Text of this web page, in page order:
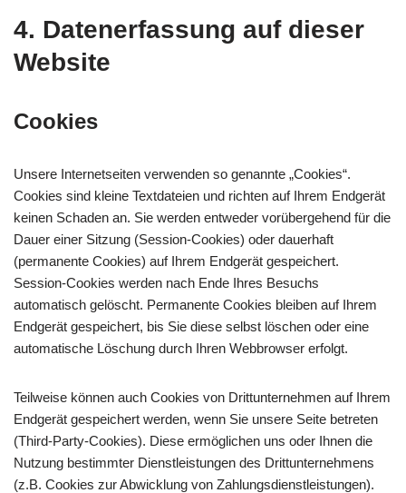
4. Datenerfassung auf dieser
Website
Cookies
Unsere Internetseiten verwenden so genannte „Cookies“.
Cookies sind kleine Textdateien und richten auf Ihrem Endgerät
keinen Schaden an. Sie werden entweder vorübergehend für die
Dauer einer Sitzung (Session-Cookies) oder dauerhaft
(permanente Cookies) auf Ihrem Endgerät gespeichert.
Session-Cookies werden nach Ende Ihres Besuchs
automatisch gelöscht. Permanente Cookies bleiben auf Ihrem
Endgerät gespeichert, bis Sie diese selbst löschen oder eine
automatische Löschung durch Ihren Webbrowser erfolgt.
Teilweise können auch Cookies von Drittunternehmen auf Ihrem
Endgerät gespeichert werden, wenn Sie unsere Seite betreten
(Third-Party-Cookies). Diese ermöglichen uns oder Ihnen die
Nutzung bestimmter Dienstleistungen des Drittunternehmens
(z.B. Cookies zur Abwicklung von Zahlungsdienstleistungen).